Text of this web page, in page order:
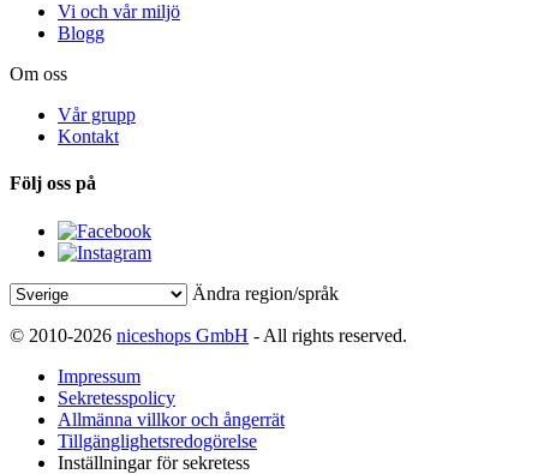
Vi och vår miljö
Blogg
Om oss
Vår grupp
Kontakt
Följ oss på
Ändra region/språk
© 2010-2026 niceshops GmbH - All rights reserved.
Impressum
Sekretesspolicy
Allmänna villkor och ångerrät
Tillgänglighetsredogörelse
Inställningar för sekretess